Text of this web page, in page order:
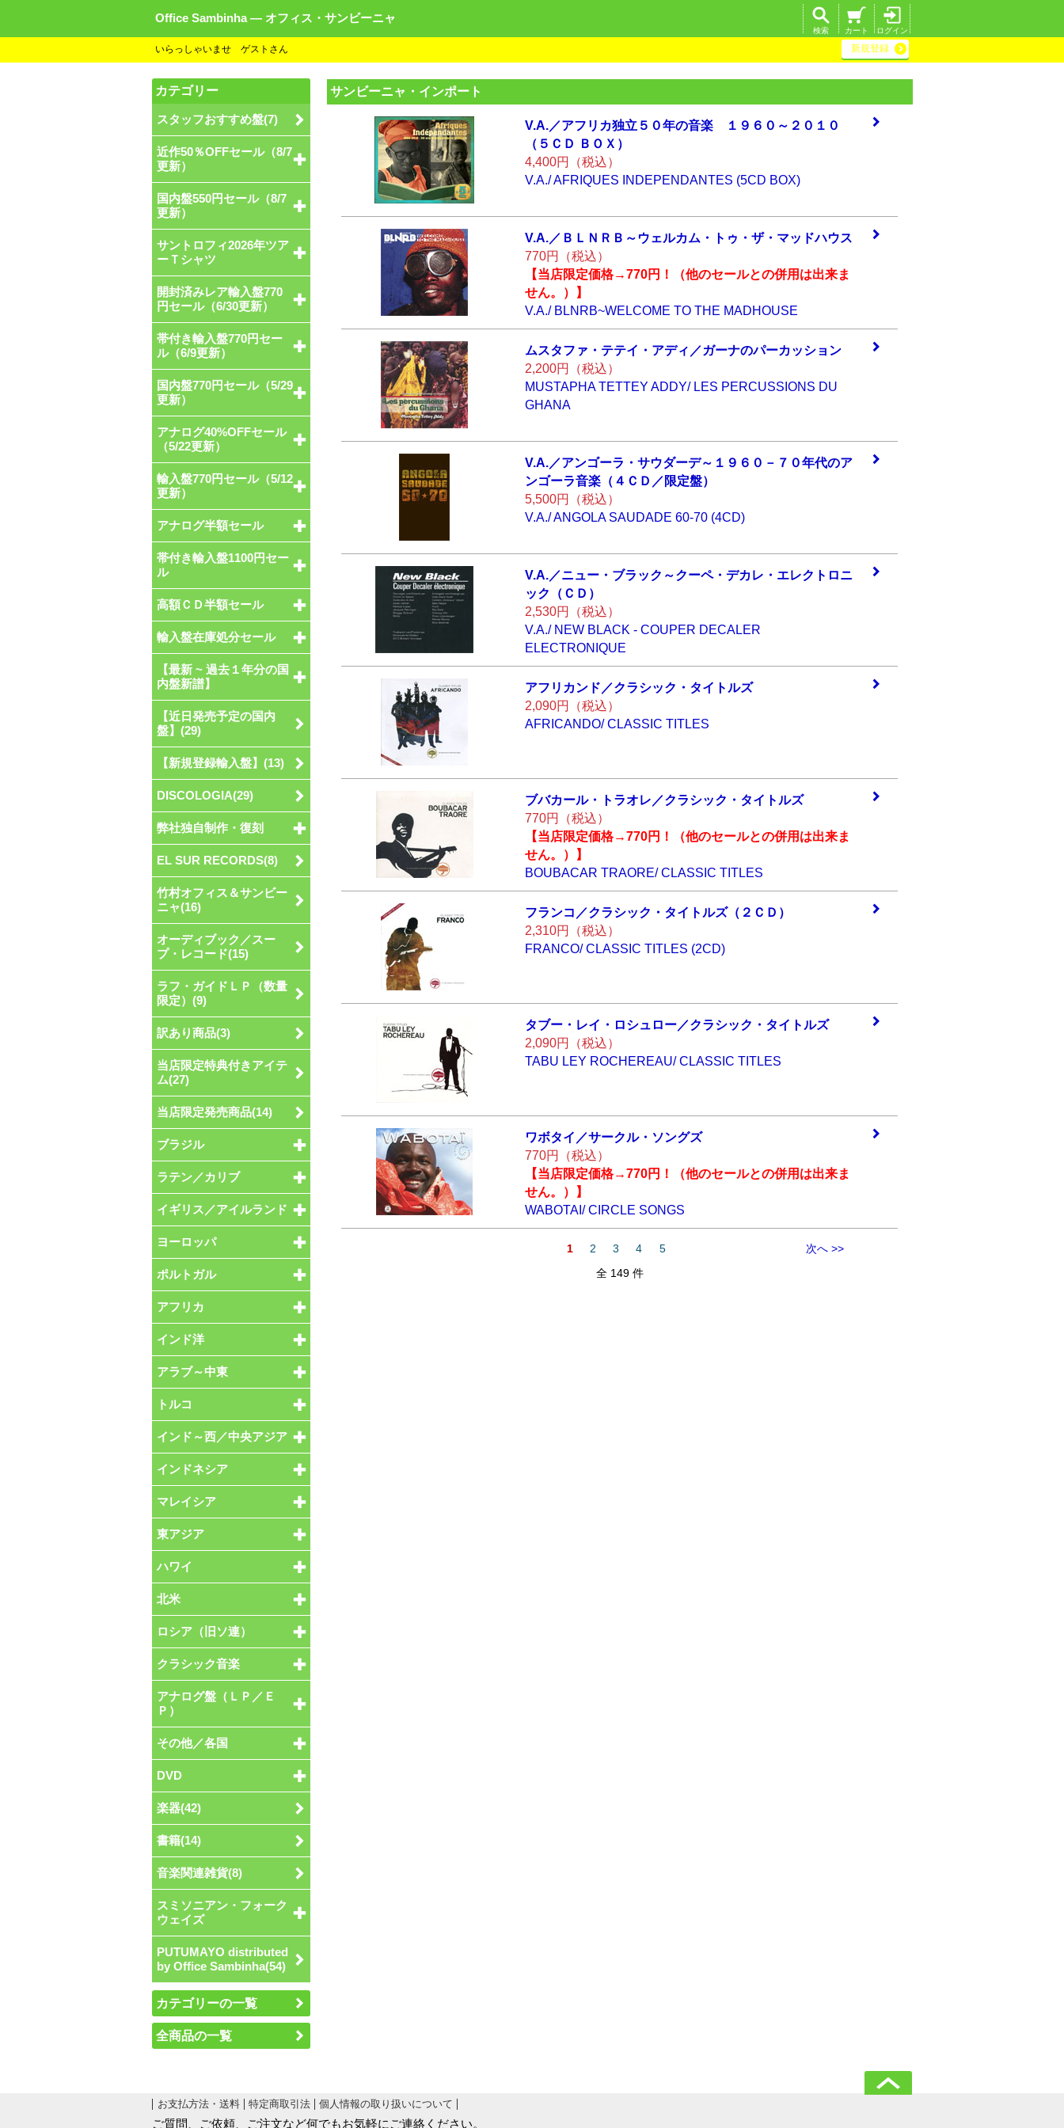
Office Sambinha ― オフィス・サンビーニャ
ログイン
カート
検索
いらっしゃいませ ゲストさん 新規登録
サンビーニャ・インポート
V.A.／アフリカ独立５０年の音楽 １９６０～２０１ ０
（５ＣＤ ＢＯＸ ）
4,400円（税込）
V.A./ AFRIQUES INDEPENDANTES (5CD BOX)
V.A.／ＢＬＮＲＢ ～ウェルカム・ト ゥ・ザ・マッドハウス
770円（税込）
【当店限定価格→770円！（他のセールとの併用は出来ま
せん。）】
V.A./ BLNRB~WELCOME TO THE MADHOUSE
ムスタファ・テテイ・アディ／ガーナのパーカッショ ン
2,200円（税込）
MUSTAPHA TETTEY ADDY/ LES PERCUSSIONS DU
GHANA
V.A.／アンゴーラ ・サウダーデ～１ ９６０－７０年代のア
ンゴーラ音楽（４ＣＤ／限定盤）
5,500円（税込）
V.A./ ANGOLA SAUDADE 60-70 (4CD)
V.A.／ニュー・ブラック～クーペ・ デカレ・エレクト ロニ
ック（ＣＤ）
2,530円（税込）
V.A./ NEW BLACK - COUPER DECALER
ELECTRONIQUE
アフリカンド／クラシック・タイト ルズ
2,090円（税込）
AFRICANDO/ CLASSIC TITLES
ブバカール・トラオレ／クラシック ・タイトルズ
770円（税込）
【当店限定価格→770円！（他のセールとの併用は出来ま
せん。）】
BOUBACAR TRAORE/ CLASSIC TITLES
フランコ／クラシック・タイトルズ（２ＣＤ）
2,310円（税込）
FRANCO/ CLASSIC TITLES (2CD)
タブー・レイ・ロシュロー／クラシック・タイトルズ
2,090円（税込）
TABU LEY ROCHEREAU/ CLASSIC TITLES
ワボタイ／サークル・ソングズ
770円（税込）
【当店限定価格→770円！（他のセールとの併用は出来ま
せん。）】
WABOTAI/ CIRCLE SONGS
1 2 3 4 5
次へ >>
全 149 件
カテゴリー
スタッフおすすめ盤(7)
近作50％OFFセール（8/7
更新）
国内盤550円セール（8/7
更新）
サントロフィ2026年ツア
ーＴシャツ
開封済みレア輸入盤770
円セール（6/30更新）
帯付き輸入盤770円セー
ル（6/9更新）
国内盤770円セール（5/29
更新）
アナログ40%OFFセール
（5/22更新）
輸入盤770円セール（5/12
更新）
アナログ半額セール
帯付き輸入盤1100円セー
ル
高額ＣＤ半額セール
輸入盤在庫処分セール
【最新 ~ 過去１年分の国
内盤新譜】
【近日発売予定の国内
盤】(29)
【新規登録輸入盤】(13)
DISCOLOGIA(29)
弊社独自制作・復刻
EL SUR RECORDS(8)
竹村オフィス＆サンビー
ニャ(16)
オーディブック／スー
プ・レコード(15)
ラフ・ガイドＬＰ（数量
限定）(9)
訳あり商品(3)
当店限定特典付きアイテ
ム(27)
当店限定発売商品(14)
ブラジル
ラテン／カリブ
イギリス／アイルランド
ヨーロッパ
ポルトガル
アフリカ
インド洋
アラブ～中東
トルコ
インド～西／中央アジア
インドネシア
マレイシア
東アジア
ハワイ
北米
ロシア（旧ソ連）
クラシック音楽
アナログ盤（ＬＰ／Ｅ
Ｐ）
その他／各国
DVD
楽器(42)
書籍(14)
音楽関連雑貨(8)
スミソニアン・フォーク
ウェイズ
PUTUMAYO distributed
by Office Sambinha(54)
カテゴリーの一覧
全商品の一覧
お支払方法・送料 特定商取引法 個人情報の取り扱いについて
ご質問、ご依頼、ご注文など何でもお気軽にご連絡ください。